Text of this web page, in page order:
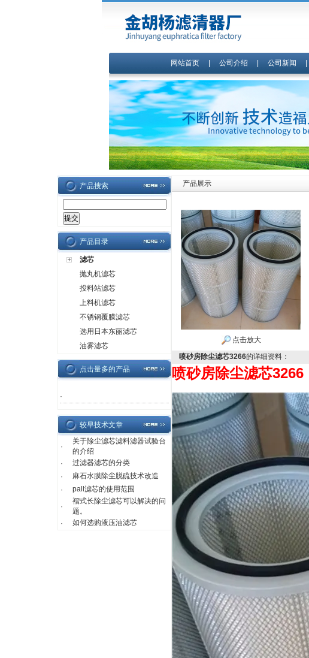
网站首页| 公司介绍 公司新闻
产品搜索
产品目录
滤芯
抛丸机滤芯
投料站滤芯
上料机滤芯
不锈钢覆膜滤芯
选用日本东丽滤芯
油雾滤芯
点击量多的产品
·
较早技术文章
·
关于除尘滤芯滤料滤器试验台
的介绍
·
过滤器滤芯的分类
·
麻石水膜除尘脱硫技术改造
·
pall滤芯的使用范围
·
褶式长除尘滤芯可以解决的问
题。
·
如何选购液压油滤芯
产品展示
点击放大
喷砂房除尘滤芯3266的详细资料：
喷砂房除尘滤芯3266